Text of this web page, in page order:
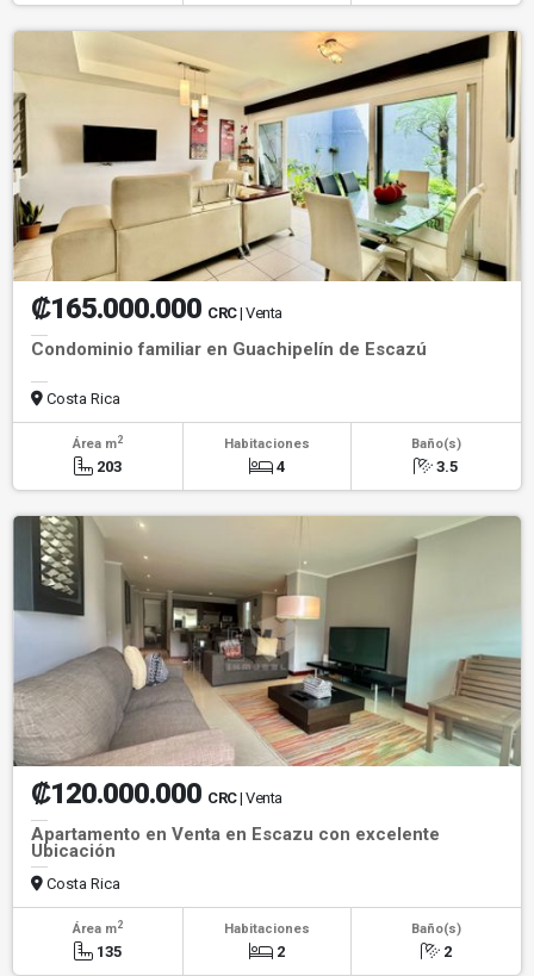
₡165.000.000 CRC| Venta
Condominio familiar en Guachipelín de Escazú
Costa Rica
Área m2
203
Habitaciones
4
Baño(s)
3.5
₡120.000.000 CRC| Venta
Apartamento en Venta en Escazu con excelente
Ubicación
Costa Rica
Área m2
135
Habitaciones
2
Baño(s)
2